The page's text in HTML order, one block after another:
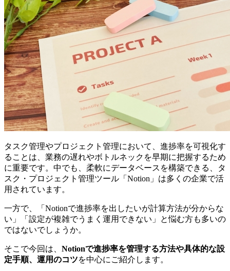
タスク管理やプロジェクト管理において、進捗率を可視化す
ることは、業務の遅れやボトルネックを早期に把握するため
に重要です。中でも、柔軟にデータベースを構築できる、タ
スク・プロジェクト管理ツール「Notion」は多くの企業で活
用されています。
一方で、「Notionで進捗率を出したいが計算方法が分からな
い」「設定が複雑でうまく運用できない」と悩む方も多いの
ではないでしょうか。
そこで今回は、 Notionで進捗率を管理する方法や具体的な設
定手順、運用のコツを中心にご紹介します。